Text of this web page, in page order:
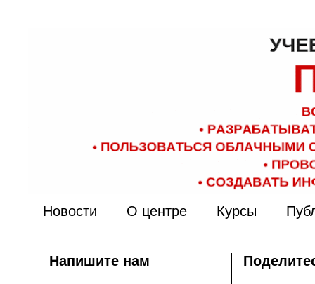
Новости О центре Курсы
Напишите нам